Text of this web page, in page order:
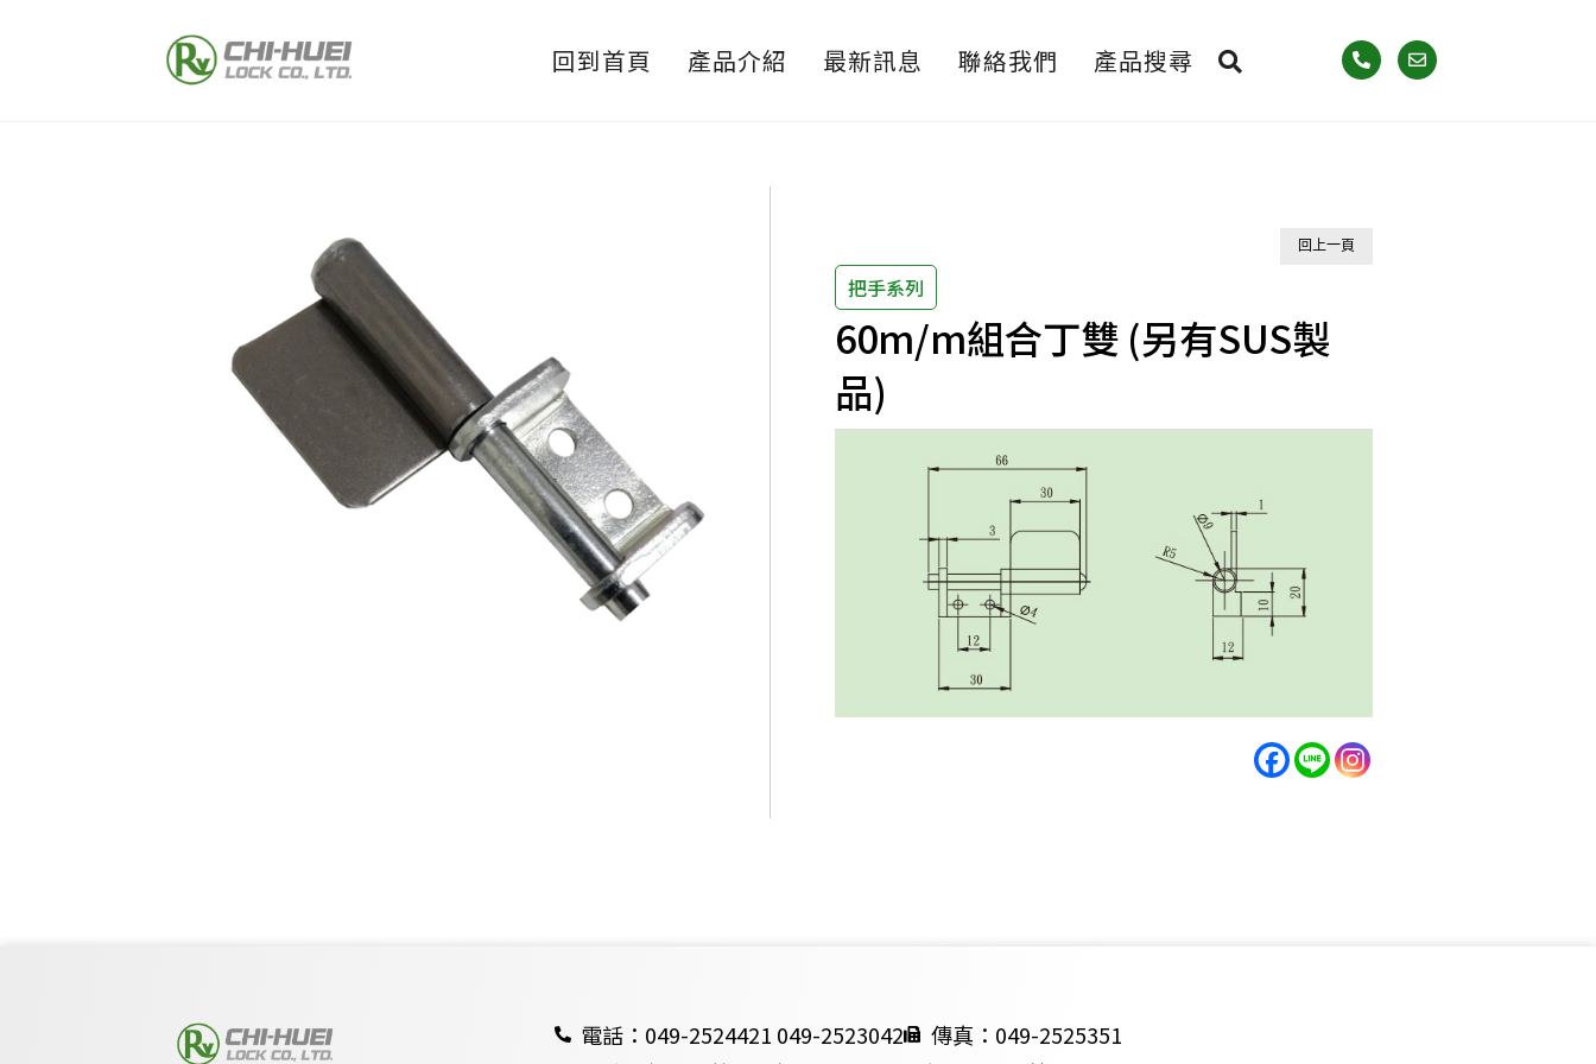
回到首頁 產品介紹 最新訊息 聯絡我們 產品搜尋
回上一頁
把手系列
60m/m組合丁雙 (另有SUS製
品)
電話：049-2524421 049-2523042
傳真：049-2525351